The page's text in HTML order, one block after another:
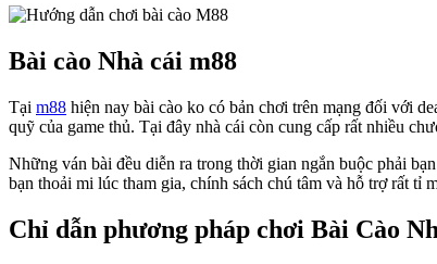
Bài cào Nhà cái m88
Tại m88 hiện nay bài cào ko có bản chơi trên mạng đối với
quỹ của game thủ. Tại đây nhà cái còn cung cấp rất nhiều
Những ván bài đều diễn ra trong thời gian ngắn buộc phải
bạn thoải mi lúc tham gia, chính sách chú tâm và hỗ trợ rất tỉ
Chỉ dẫn phương pháp chơi Bài Cào